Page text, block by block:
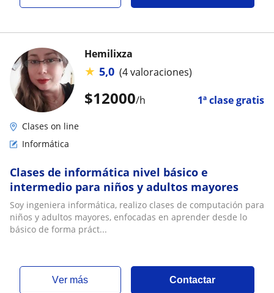
$12000/h 1ª clase gratis
Hemilixza
★ 5,0 (4 valoraciones)
Clases on line
Informática
Clases de informática nivel básico e
intermedio para niños y adultos mayores
Soy ingeniera informática, realizo clases de computación para
niños y adultos mayores, enfocadas en aprender desde lo
básico de forma práct...
ver más Contactar